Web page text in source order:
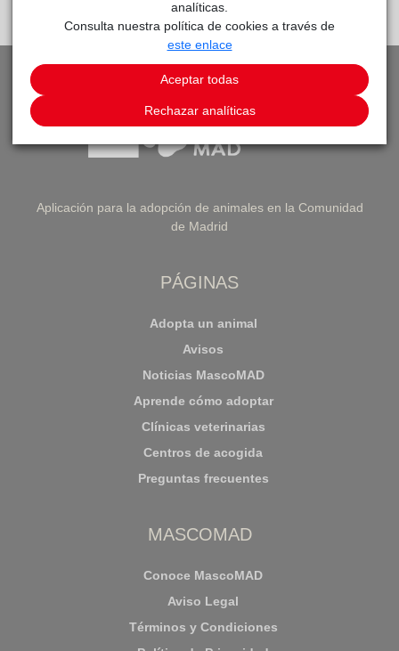
Aplicación para la adopción de animales en la Comunidad
de Madrid
PÁGINAS
Adopta un animal
Avisos
Noticias MascoMAD
Aprende cómo adoptar
Clínicas veterinarias
Centros de acogida
Preguntas frecuentes
MASCOMAD
Conoce MascoMAD
Aviso Legal
Términos y Condiciones
analíticas.
Consulta nuestra política de cookies a través de
este enlace
Aceptar todas
Rechazar analíticas